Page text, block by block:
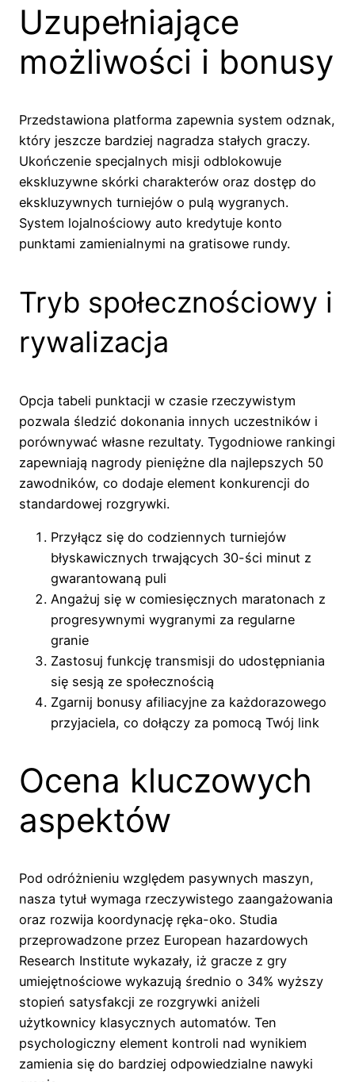
Uzupełniające
możliwości i bonusy
Przedstawiona platforma zapewnia system odznak,
który jeszcze bardziej nagradza stałych graczy.
Ukończenie specjalnych misji odblokowuje
ekskluzywne skórki charakterów oraz dostęp do
ekskluzywnych turniejów o pulą wygranych.
System lojalnościowy auto kredytuje konto
punktami zamienialnymi na gratisowe rundy.
Tryb społecznościowy i
rywalizacja
Opcja tabeli punktacji w czasie rzeczywistym
pozwala śledzić dokonania innych uczestników i
porównywać własne rezultaty. Tygodniowe rankingi
zapewniają nagrody pieniężne dla najlepszych 50
zawodników, co dodaje element konkurencji do
standardowej rozgrywki.
Przyłącz się do codziennych turniejów
błyskawicznych trwających 30-ści minut z
gwarantowaną puli
Angażuj się w comiesięcznych maratonach z
progresywnymi wygranymi za regularne
granie
Zastosuj funkcję transmisji do udostępniania
się sesją ze społecznością
Zgarnij bonusy afiliacyjne za każdorazowego
przyjaciela, co dołączy za pomocą Twój link
Ocena kluczowych
aspektów
Pod odróżnieniu względem pasywnych maszyn,
nasza tytuł wymaga rzeczywistego zaangażowania
oraz rozwija koordynację ręka-oko. Studia
przeprowadzone przez European hazardowych
Research Institute wykazały, iż gracze z gry
umiejętnościowe wykazują średnio o 34% wyższy
stopień satysfakcji ze rozgrywki aniżeli
użytkownicy klasycznych automatów. Ten
psychologiczny element kontroli nad wynikiem
zamienia się do bardziej odpowiedzialne nawyki